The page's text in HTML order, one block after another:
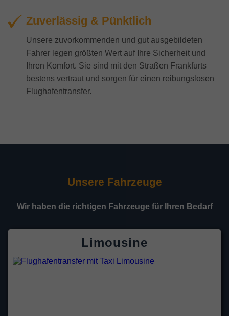
Zuverlässig & Pünktlich
Unsere zuvorkommenden und gut ausgebildeten
Fahrer legen größten Wert auf Ihre Sicherheit und
Ihren Komfort. Sie sind mit den Straßen Frankfurts
bestens vertraut und sorgen für einen reibungslosen
Flughafentransfer.
Unsere Fahrzeuge
Wir haben die richtigen Fahrzeuge für Ihren Bedarf
Limousine